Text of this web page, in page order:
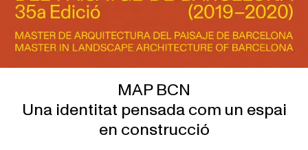
MAP BCN
Una identitat pensada com un espai
en construcció